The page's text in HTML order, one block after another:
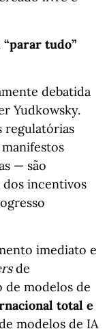
tudo”
debatida
Yudkowsky.
regulatórias
— são
incentivos
imediato e
de
de modelos de
total e
modelos de IA